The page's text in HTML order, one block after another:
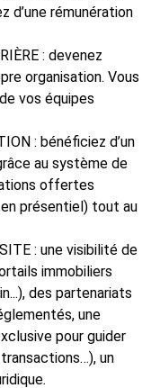
d’une rémunération
: devenez
organisation. Vous
vos équipes
: bénéficiez d’un
au système de
offertes
présentiel) tout au
: une visibilité de
immobiliers
des partenariats
une
pour guider
un